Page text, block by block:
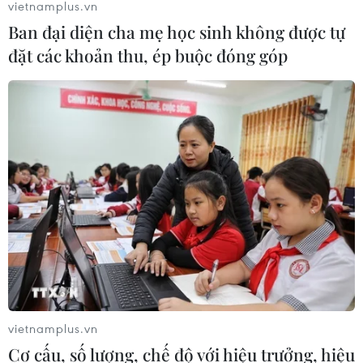
Chuyên gia quốc tế đánh giá tích cực
về tiền đồng của Việt Nam
07/08/2026 12:46
Phép thử sức chống chịu của kinh tế
ASEAN
07/08/2026 12:35
Thuế polysilicon: Doanh nghiệp Hàn
Quốc tại Mỹ có lợi thế
vietnamplus.vn
Ban đại diện cha mẹ học sinh không được tự
đặt các khoản thu, ép buộc đóng góp
vietnamplus.vn
Cơ cấu, số lượng, chế độ với hiệu trưởng, hiệu